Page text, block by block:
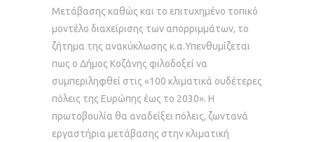
Μετάβασης καθώς και το επιτυχημένο τοπικό
μοντέλο διαχείρισης των απορριμμάτων, το
ζήτημα της ανακύκλωσης κ.α.Υπενθυμίζεται
πως ο Δήμος Κοζάνης φιλοδοξεί να
συμπεριληφθεί στις «100 κλιματικά ουδέτερες
πόλεις της Ευρώπης έως το 2030». Η
πρωτοβουλία θα αναδείξει πόλεις, ζωντανά
εργαστήρια μετάβασης στην κλιματική